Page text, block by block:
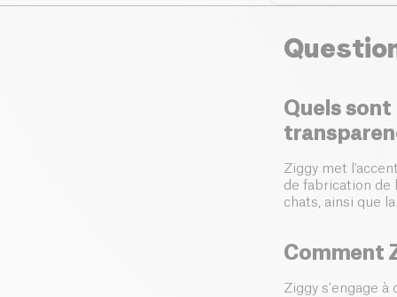
Quels sont
Ziggy met
de fabrication de
chats, ainsi que
Comment
Ziggy s'engage